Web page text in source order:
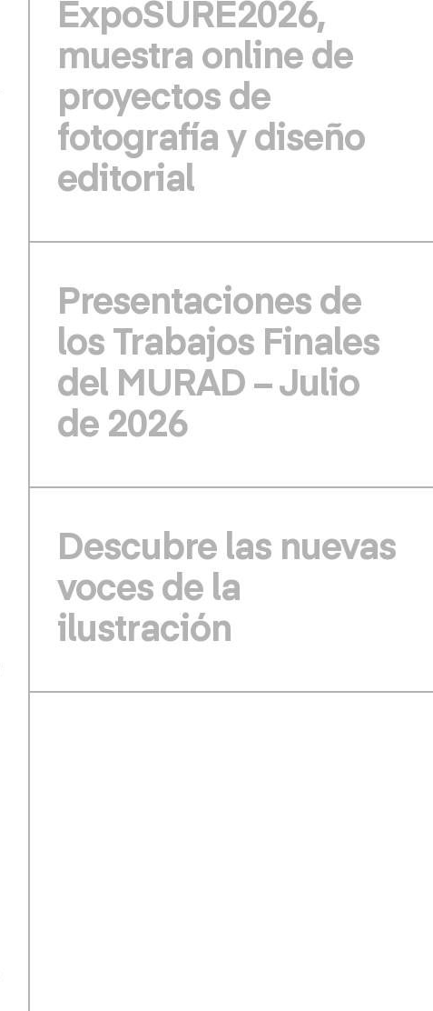
ExpoSURE2026,
muestra online de
proyectos de
fotografía y diseño
editorial
Presentaciones de
los Trabajos Finales
del MURAD – Julio
de 2026
Descubre las nuevas
voces de la
ilustración